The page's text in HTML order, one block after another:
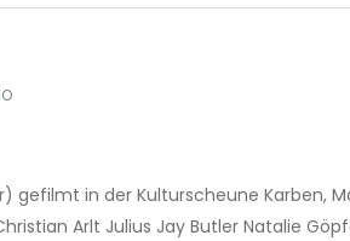
gefilmt in der Kulturscheune Karben,
Christian Arlt Julius Jay Butler Natalie